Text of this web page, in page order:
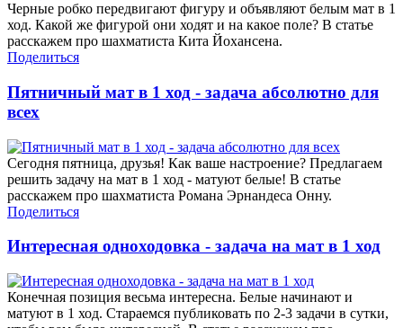
Черные робко передвигают фигуру и объявляют белым мат в 1
ход. Какой же фигурой они ходят и на какое поле? В статье
расскажем про шахматиста Кита Йохансена.
Поделиться
Пятничный мат в 1 ход - задача абсолютно для
всех
Сегодня пятница, друзья! Как ваше настроение? Предлагаем
решить задачу на мат в 1 ход - матуют белые! В статье
расскажем про шахматиста Романа Эрнандеса Онну.
Поделиться
Интересная одноходовка - задача на мат в 1 ход
Конечная позиция весьма интересна. Белые начинают и
матуют в 1 ход. Стараемся публиковать по 2-3 задачи в сутки,